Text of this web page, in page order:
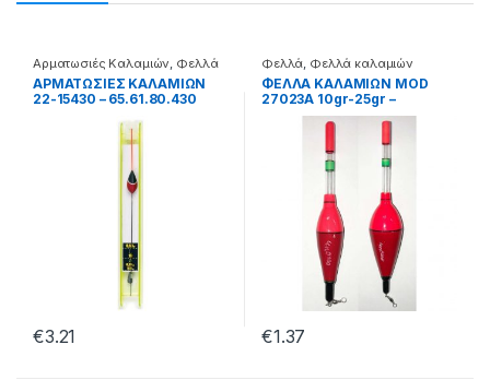
Αρματωσιές Καλαμιών Φελλά
ΑΡΜΑΤΩΣΙΕΣ ΚΑΛΑΜΙΩΝ
22-15430 – 65.61.80.430
€3.21
Φελλά Φελλά καλαμιών
Classic
ΦΕΛΛΑ ΚΑΛΑΜΙΩΝ MOD
27023A 10gr-25gr –
70.22.30.520
€1.37